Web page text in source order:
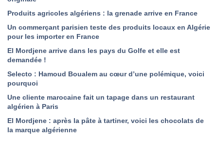
Produits agricoles algériens : la grenade arrive en France
Un commerçant parisien teste des produits locaux en Algérie
pour les importer en France
El Mordjene arrive dans les pays du Golfe et elle est
demandée !
Selecto : Hamoud Boualem au cœur d’une polémique, voici
pourquoi
Une cliente marocaine fait un tapage dans un restaurant
algérien à Paris
El Mordjene : après la pâte à tartiner, voici les chocolats de
la marque algérienne